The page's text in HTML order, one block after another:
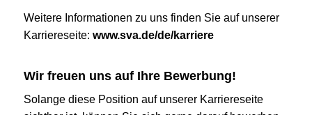
Weitere Informationen zu uns finden Sie auf unserer
Karriereseite: www.sva.de/de/karriere
Wir freuen uns auf Ihre Bewerbung!
Solange diese Position auf unserer Karriereseite